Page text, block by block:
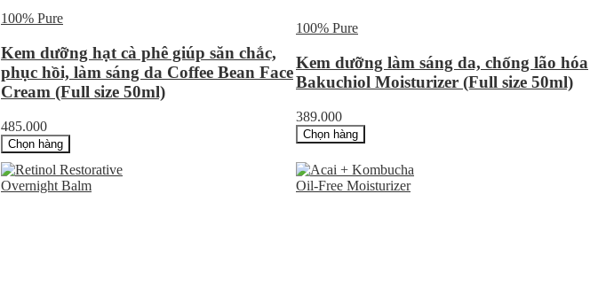
100% Pure
Kem dưỡng hạt cà phê giúp săn chắc,
phục hồi, làm sáng da Coffee Bean Face
Cream (Full size 50ml)
485.000
Chọn hàng
100% Pure
Kem dưỡng làm sáng da, chống lão hóa
Bakuchiol Moisturizer (Full size 50ml)
389.000
Chọn hàng